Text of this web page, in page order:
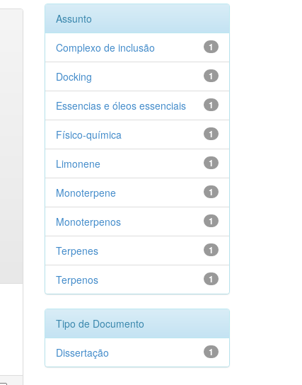
Assunto
1
Complexo de inclusão
1
Docking
1
Essencias e óleos essenciais
1
Físico-química
1
Limonene
1
Monoterpene
1
Monoterpenos
1
Terpenes
1
Terpenos
Tipo de Documento
1
Dissertação